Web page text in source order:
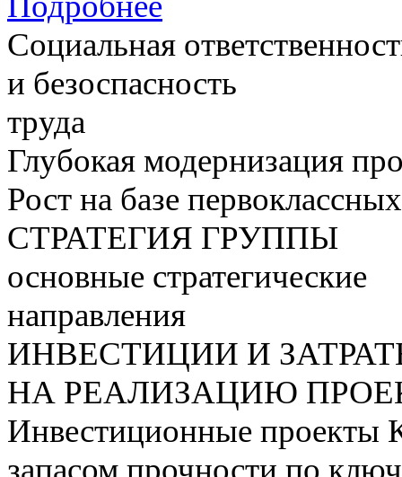
Социальная
и безоспасность
труда
Глубокая модернизация
Рост на базе
СТРАТЕГИЯ ГРУППЫ
основные стратегические
направления
ИНВЕСТИЦИИ И
НА РЕАЛИЗАЦИЮ
Инвестиционные проекты
запасом прочности по